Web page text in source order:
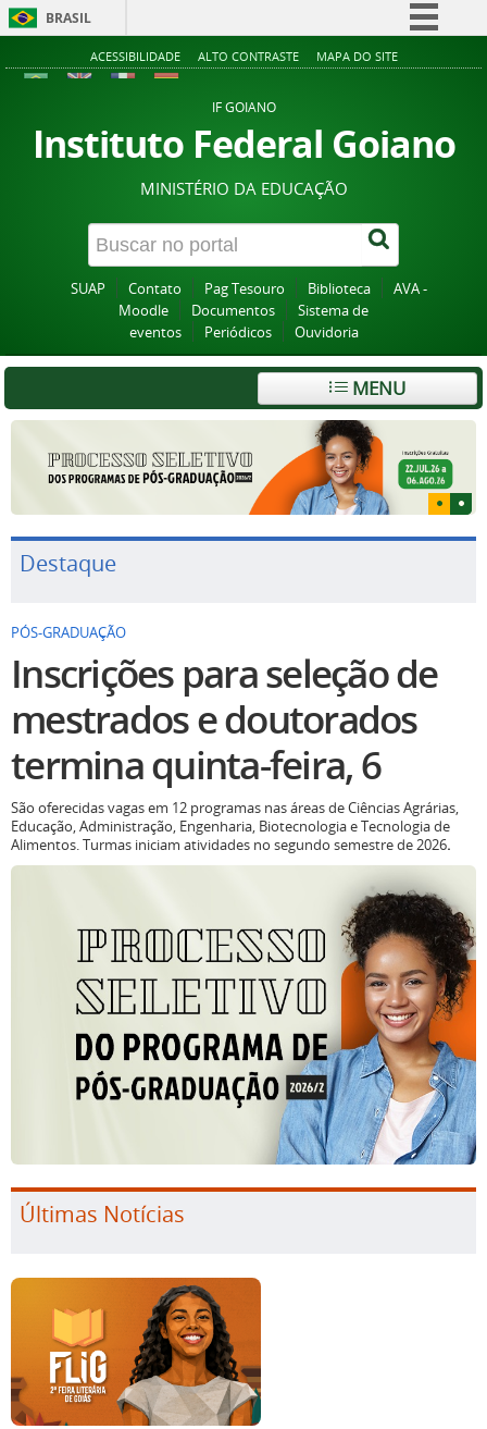
BRASIL
Simplifique!
Acesso à informação
Legislação
Canais
ACESSIBILIDADE ALTO CONTRASTE MAPA DO SITE
IF GOIANO
Instituto Federal Goiano
MINISTÉRIO DA EDUCAÇÃO
SUAP Contato Pag Tesouro Biblioteca
AVA -
Moodle
Documentos
Sistema de
eventos
Periódicos Ouvidoria
MENU
Destaque
PÓS-GRADUAÇÃO
Inscrições para seleção de
mestrados e doutorados
termina quinta-feira, 6
São oferecidas vagas em 12 programas nas áreas de Ciências Agrárias,
Educação, Administração, Engenharia, Biotecnologia e Tecnologia de
Alimentos. Turmas iniciam atividades no segundo semestre de 2026.
Últimas Notícias